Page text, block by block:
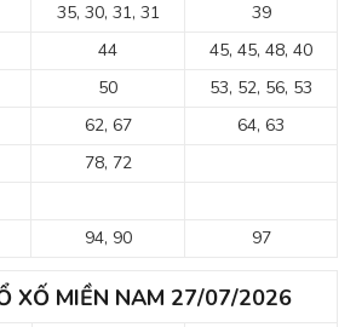
35, 30, 31, 31
39
44
45, 45, 48, 40
50
53, 52, 56, 53
62, 67
64, 63
78, 72
94, 90 97
XỐ MIỀN NAM 27/07/2026